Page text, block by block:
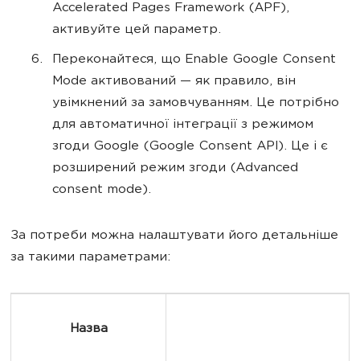
Accelerated Pages Framework (APF),
активуйте цей параметр.
Переконайтеся, що Enable Google Consent
Mode активований — як правило, він
увімкнений за замовчуванням. Це потрібно
для автоматичної інтеграції з режимом
згоди Google (Google Consent API). Це і є
розширений режим згоди (Advanced
consent mode).
За потреби можна налаштувати його детальніше
за такими параметрами:
Назва